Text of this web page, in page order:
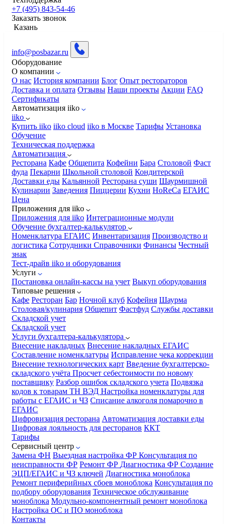
+7 (495) 843-54-46
Заказать звонок
Казань
info@posbazar.ru
Оборудование
О компании
О нас История компании Блог Опыт рестораторов
Доставка и оплата Отзывы Наши проекты Акции FAQ
Сертификаты
Автоматизация iiko
iiko
Купить iiko iiko cloud iiko в Москве Тарифы Установка
Обучение
Техническая поддержка
Автоматизация
Ресторана Кафе Общепита Кофейни Бара Столовой Фаст
фуда Пекарни Школьной столовой Кондитерской
Доставки еды Кальянной Ресторана суши Шаурмишной
Кулинарии Заведения Пиццерии Кухни HoReCa ЕГАИС
Цена
Приложения для iiko
Приложения для iiko Интеграционные модули
Обучение бухгалтер-калькулятор
Номенклатура ЕГАИС Инвентаризация Производство и
логистика Сотрудники Справочники Финансы Честный
знак
Тест-драйв iiko и оборудования
Услуги
Постановка онлайн-кассы на учет Выкуп оборудования
Типовые решения
Кафе Ресторан Бар Ночной клуб Кофейня Шаурма
Столовая/кулинария Общепит Фастфуд Службы доставки
Складской учет
Складской учет
Услуги бухгалтера-калькулятора
Внесение накладных Внесение накладных ЕГАИС
Составление номенклатуры Исправление чека коррекции
Внесение технологических карт Введение бухгалтерско-
складского учёта Просчет себестоимости по новому
поставщику Разбор ошибок складского учета Подвязка
кодов к товарам ТН ВЭД Настройка номенклатуры для
работы с ЕГАИС и ЧЗ Списание алкоголя помарочно в
ЕГАИС
Цифровизация ресторана Автоматизация доставки еды
Цифровая лояльность для ресторанов ККТ
Тарифы
Сервисный центр
Замена ФН Выездная настройка ФР Консультация по
неисправности ФР Ремонт ФР Диагностика ФР Создание
ЭЦП/ЕГАИС и ЧЗ ключей Диагностика моноблока
Ремонт периферийных сбоев моноблока Консультация по
подбору оборудования Техническое обслуживание
моноблока Модульно-компонентный ремонт моноблока
Настройка ОС и ПО моноблока
Контакты